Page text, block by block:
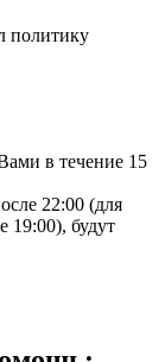
политику
в течение 15
22:00 (для
19:00), будут